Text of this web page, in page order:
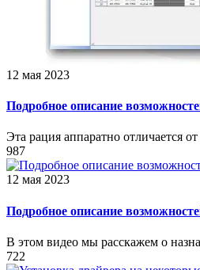
12 мая 2023
Подробное описание
Эта рация аппаратно отличается
987
12 мая 2023
Подробное описание
В этом видео мы расскажем о
722